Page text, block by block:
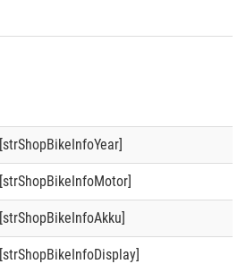
[strShopBikeInfoYear]
[strShopBikeInfoMotor]
[strShopBikeInfoAkku]
[strShopBikeInfoDisplay]